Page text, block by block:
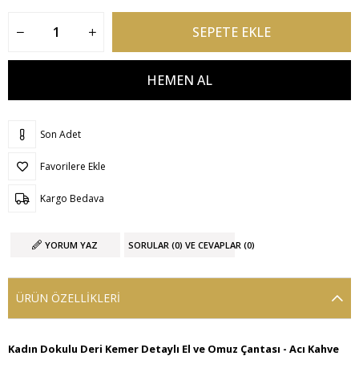
Son Adet
Favorilere Ekle
Kargo Bedava
YORUM YAZ SORULAR (0) VE CEVAPLAR (0)
ÜRÜN ÖZELLIKLERI
Kadın Dokulu Deri Kemer Detaylı El ve Omuz Çantası - Acı Kahve